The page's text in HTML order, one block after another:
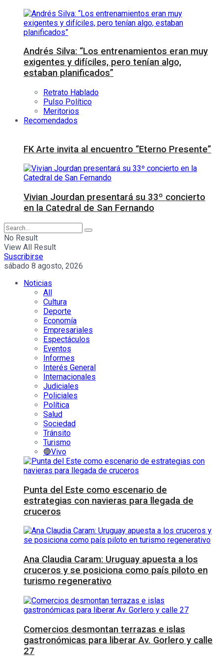
Andrés Silva: “Los entrenamientos eran muy
exigentes y difíciles, pero tenían algo,
estaban planificados”
Retrato Hablado
Pulso Político
Meritorios
Recomendados
FK Arte invita al encuentro “Eterno Presente”
Vivian Jourdan presentará su 33º concierto
en la Catedral de San Fernando
No Result
View All Result
Suscribirse
sábado 8 agosto, 2026
Noticias
All
Cultura
Deporte
Economía
Empresariales
Espectáculos
Eventos
Informes
Interés General
Internacionales
Judiciales
Policiales
Política
Salud
Sociedad
Tránsito
Turismo
🔴Vivo
Punta del Este como escenario de
estrategias con navieras para llegada de
cruceros
Ana Claudia Caram: Uruguay apuesta a los
cruceros y se posiciona como país piloto en
turismo regenerativo
Comercios desmontan terrazas e islas
gastronómicas para liberar Av. Gorlero y calle
27